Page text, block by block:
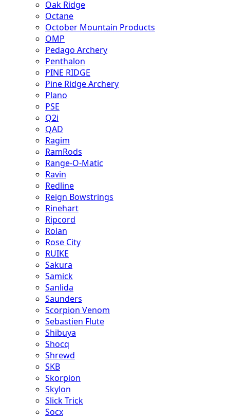
Oak Ridge
Octane
October Mountain Products
OMP
Pedago Archery
Penthalon
PINE RIDGE
Pine Ridge Archery
Plano
PSE
Q2i
QAD
Ragim
RamRods
Range-O-Matic
Ravin
Redline
Reign Bowstrings
Rinehart
Ripcord
Rolan
Rose City
RUIKE
Sakura
Samick
Sanlida
Saunders
Scorpion Venom
Sebastien Flute
Shibuya
Shocq
Shrewd
SKB
Skorpion
Skylon
Slick Trick
Socx